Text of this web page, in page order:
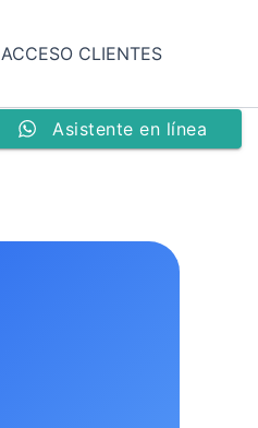
ACCESO CLIENTES
Asistente en línea